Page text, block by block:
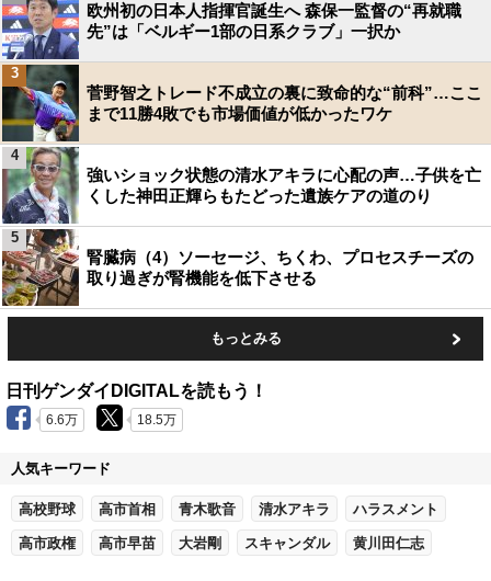
欧州初の日本人指揮官誕生へ 森保一監督の“再就職
先”は「ベルギー1部の日系クラブ」一択か
菅野智之トレード不成立の裏に致命的な“前科”…ここ
まで11勝4敗でも市場価値が低かったワケ
3
強いショック状態の清水アキラに心配の声…子供を亡
くした神田正輝らもたどった遺族ケアの道のり
4
腎臓病（4）ソーセージ、ちくわ、プロセスチーズの
取り過ぎが腎機能を低下させる
5
もっとみる
日刊ゲンダイDIGITALを読もう！
6.6万 18.5万
人気キーワード
高校野球 高市首相 青木歌音 清水アキラ ハラスメント
高市政権 高市早苗 大岩剛 スキャンダル 黄川田仁志